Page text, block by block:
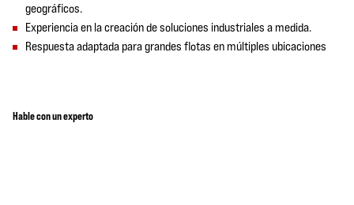
geográficos.
Experiencia en la creación de soluciones industriales a medida.
Respuesta adaptada para grandes flotas en múltiples ubicaciones
Hable con un experto